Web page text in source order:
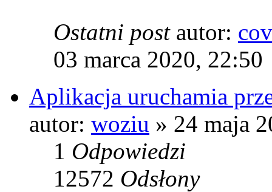
Ostatni post autor:
03 marca 2020, 22:50
Aplikacja uruchamia
autor: woziu » 24 maja
1 Odpowiedzi
12572 Odsłony